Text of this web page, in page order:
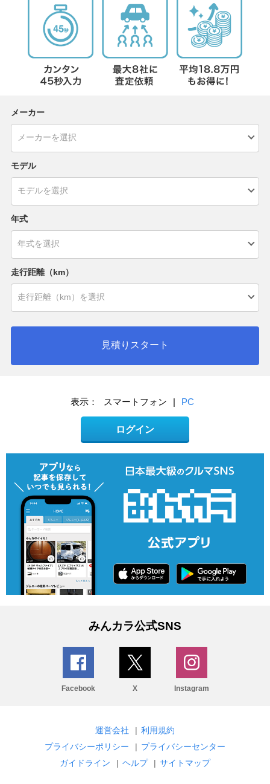
メーカー
モデル
年式
走行距離（km）
見積りスタート
表示： スマートフォン | PC
ログイン
みんカラ公式SNS
Facebook X Instagram
運営会社 | 利用規約
プライバシーポリシー
| プライバシーセンター
ガイドライン
| ヘルプ | サイトマップ